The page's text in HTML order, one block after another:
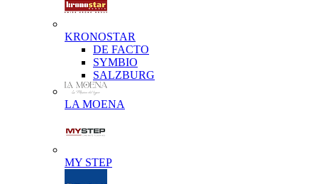
KRONOSTAR
DE FACTO
SYMBIO
SALZBURG
LA MOENA
MY STEP